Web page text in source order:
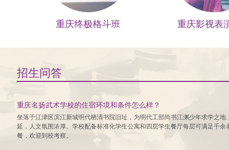
重庆终极格斗班 重庆影视表
招生问答
重庆名扬武术学校的住宿环境和条件怎么样？
坐落于江津区滨江新城明代栖清书院旧址，为明代工部尚书江渊少年求学之地
延，人文氛围浓厚。学校配备标准化学生公寓和四层学生餐厅每层可满足千余
餐，欢迎到校考察。